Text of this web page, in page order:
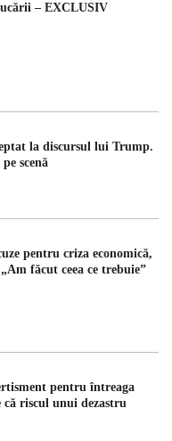
– EXCLUSIV
la discursul lui Trump.
scenă
pentru criza economică,
făcut ceea ce trebuie”
pentru întreaga
riscul unui dezastru